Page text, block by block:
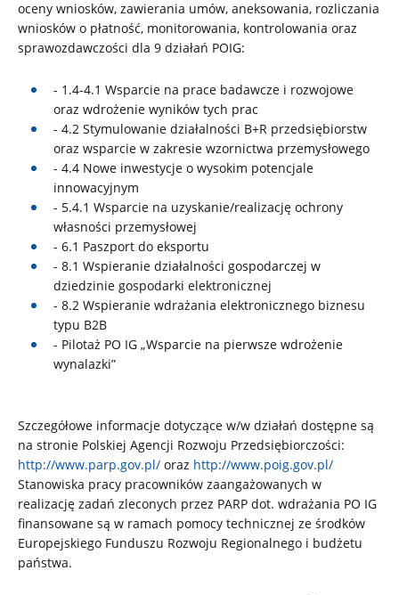
oceny wniosków, zawierania umów, aneksowania, rozliczania
wniosków o płatność, monitorowania, kontrolowania oraz
sprawozdawczości dla 9 działań POIG:
- 1.4-4.1 Wsparcie na prace badawcze i rozwojowe
oraz wdrożenie wyników tych prac
- 4.2 Stymulowanie działalności B+R przedsiębiorstw
oraz wsparcie w zakresie wzornictwa przemysłowego
- 4.4 Nowe inwestycje o wysokim potencjale
innowacyjnym
- 5.4.1 Wsparcie na uzyskanie/realizację ochrony
własności przemysłowej
- 6.1 Paszport do eksportu
- 8.1 Wspieranie działalności gospodarczej w
dziedzinie gospodarki elektronicznej
- 8.2 Wspieranie wdrażania elektronicznego biznesu
typu B2B
- Pilotaż PO IG „Wsparcie na pierwsze wdrożenie
wynalazki”
Szczegółowe informacje dotyczące w/w działań dostępne są
na stronie Polskiej Agencji Rozwoju Przedsiębiorczości:
http://www.parp.gov.pl/ oraz http://www.poig.gov.pl/
Stanowiska pracy pracowników zaangażowanych w
realizację zadań zleconych przez PARP dot. wdrażania PO IG
finansowane są w ramach pomocy technicznej ze środków
Europejskiego Funduszu Rozwoju Regionalnego i budżetu
państwa.